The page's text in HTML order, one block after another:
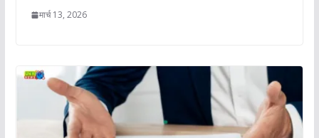
मार्च 13, 2026